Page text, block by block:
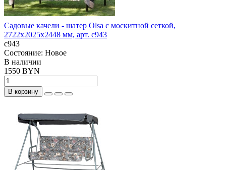
Садовые качели - шатер Olsa с москитной сеткой,
2722х2025х2448 мм, арт. с943
с943
Состояние: Новое
В наличии
1550 BYN
В корзину